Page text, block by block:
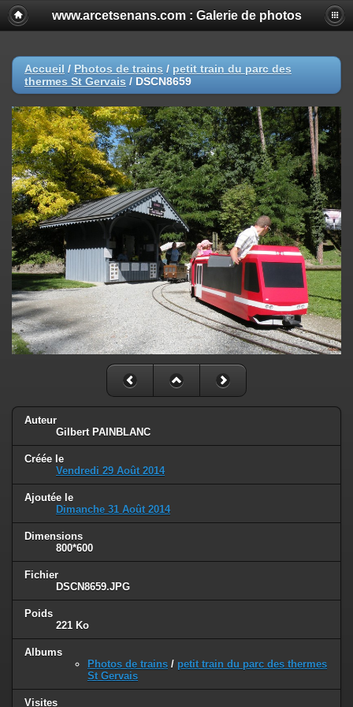
www.arcetsenans.com : Galerie de photos
Accueil / Photos de trains / petit train du parc des
thermes St Gervais / DSCN8659
Auteur
Gilbert PAINBLANC
Créée le
Vendredi 29 Août 2014
Ajoutée le
Dimanche 31 Août 2014
Dimensions
800*600
Fichier
DSCN8659.JPG
Poids
221 Ko
Albums
Photos de trains / petit train du parc des thermes
St Gervais
Visites